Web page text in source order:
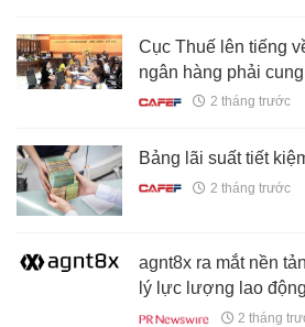
Cục Thuế lên tiếng
ngân hàng phải
nộp thuế"2 tháng trước
Bảng lãi suất tiết
2 tháng trước
agnt8x ra mắt nền
lý lực lượng lao
trên thế giới 2 tháng